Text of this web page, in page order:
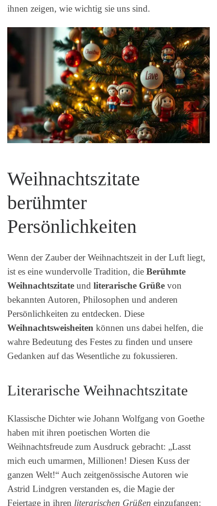
ihnen zeigen, wie wichtig sie uns sind.
Weihnachtszitate
berühmter
Persönlichkeiten
Wenn der Zauber der Weihnachtszeit in der Luft liegt,
ist es eine wundervolle Tradition, die Berühmte
Weihnachtszitate und literarische Grüße von
bekannten Autoren, Philosophen und anderen
Persönlichkeiten zu entdecken. Diese
Weihnachtsweisheiten können uns dabei helfen, die
wahre Bedeutung des Festes zu finden und unsere
Gedanken auf das Wesentliche zu fokussieren.
Literarische Weihnachtszitate
Klassische Dichter wie Johann Wolfgang von Goethe
haben mit ihren poetischen Worten die
Weihnachtsfreude zum Ausdruck gebracht: „Lasst
mich euch umarmen, Millionen! Diesen Kuss der
ganzen Welt!“ Auch zeitgenössische Autoren wie
Astrid Lindgren verstanden es, die Magie der
Feiertage in ihren literarischen Grüßen einzufangen: